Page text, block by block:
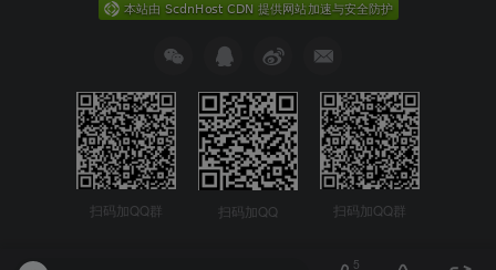
扫码加QQ群 扫码加QQ 扫码加QQ群
5